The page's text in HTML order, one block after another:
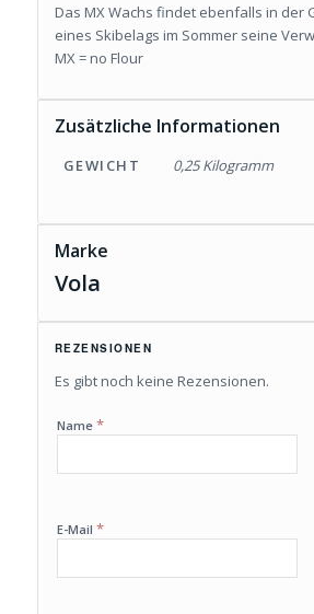
Das MX Wachs findet ebenfalls in der
eines Skibelags im Sommer seine
MX = no Flour
Zusätzliche Informationen
GEWICHT 0,25 Kilogramm
Marke
Vola
REZENSIONEN
Es gibt noch keine Rezensionen.
Name *
E-Mail *